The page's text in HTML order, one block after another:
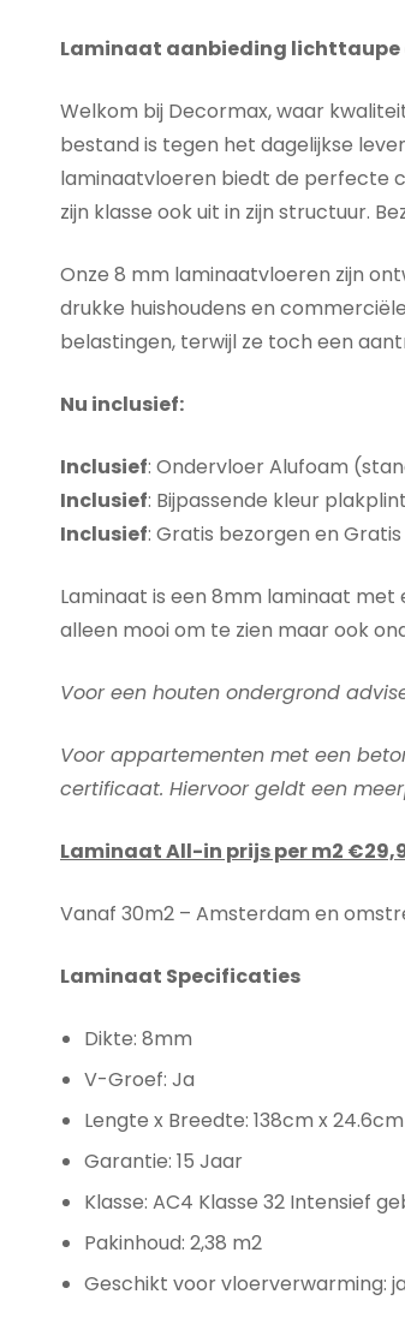
Laminaat aanbieding lichttaupe
Welkom bij Decormax, waar
bestand is tegen het dagelijkse
laminaatvloeren biedt de perfecte
zijn klasse ook uit in zijn structuur.
Onze 8 mm laminaatvloeren zijn
drukke huishoudens en
belastingen, terwijl ze toch een
Nu inclusief:
Inclusief: Ondervloer Alufoam
Inclusief: Bijpassende kleur
Inclusief: Gratis bezorgen en
Laminaat is een 8mm laminaat met
alleen mooi om te zien maar ook
Voor een houten ondergrond
Voor appartementen met een
certificaat. Hiervoor geldt een
Laminaat All-in prijs per m2
Vanaf 30m2 – Amsterdam en
Laminaat Specificaties
Dikte: 8mm
V-Groef: Ja
Lengte x Breedte: 138cm x 24.6cm
Garantie: 15 Jaar
Klasse: AC4 Klasse 32 Intensief
Pakinhoud: 2,38 m2
Geschikt voor vloerverwarming: ja